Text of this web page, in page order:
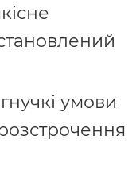
умови